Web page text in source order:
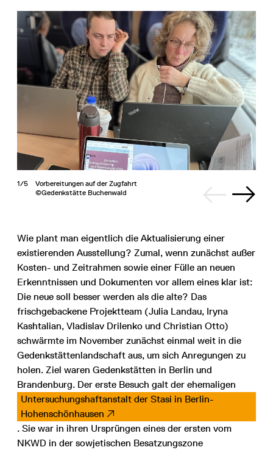
1/5
Vorbereitungen auf der Zugfahrt
©Gedenkstätte Buchenwald
Wie plant man eigentlich die Aktualisierung einer
existierenden Ausstellung? Zumal, wenn zunächst außer
Kosten- und Zeitrahmen sowie einer Fülle an neuen
Erkenntnissen und Dokumenten vor allem eines klar ist:
Die neue soll besser werden als die alte? Das
frischgebackene Projektteam (Julia Landau, Iryna
Kashtalian, Vladislav Drilenko und Christian Otto)
schwärmte im November zunächst einmal weit in die
Gedenkstättenlandschaft aus, um sich Anregungen zu
holen. Ziel waren Gedenkstätten in Berlin und
Brandenburg. Der erste Besuch galt der ehemaligen
Untersuchungshaftanstalt der Stasi in Berlin-
Hohenschönhausen
. Sie war in ihren Ursprüngen eines der ersten vom
NKWD in der sowjetischen Besatzungszone